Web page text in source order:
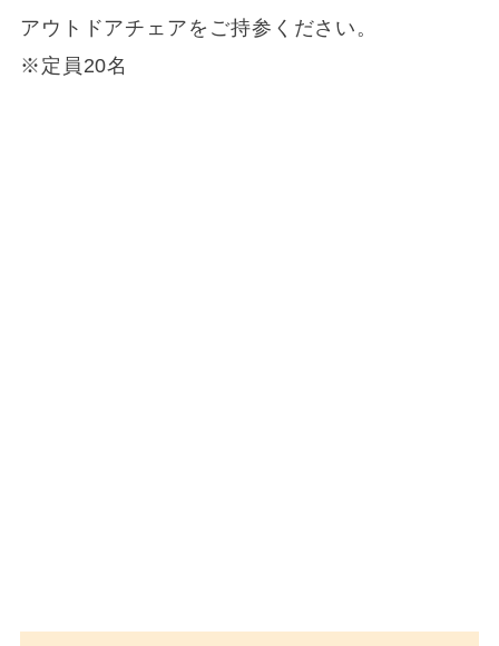
アウトドアチェアをご持参ください。
※定員20名